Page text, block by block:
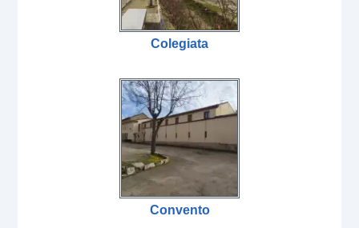
Colegiata
Convento